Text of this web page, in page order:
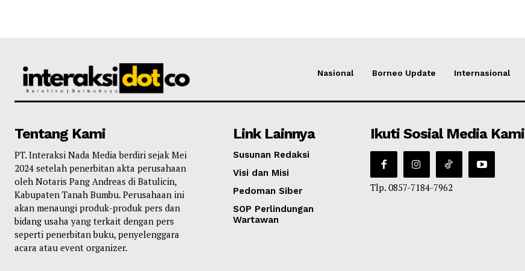
Nasional Borneo Update Internasional
Tentang Kami
PT. Interaksi Nada Media berdiri sejak Mei
2024 setelah penerbitan akta perusahaan
oleh Notaris Pang Andreas di Batulicin,
Kabupaten Tanah Bumbu. Perusahaan ini
akan menaungi produk-produk pers dan
bidang usaha yang terkait dengan pers
seperti penerbitan buku, penyelenggara
acara atau event organizer.
Link Lainnya
Susunan Redaksi
Visi dan Misi
Pedoman Siber
SOP Perlindungan
Wartawan
Ikuti Sosial Media Kami
Tlp. 0857-7184-7962